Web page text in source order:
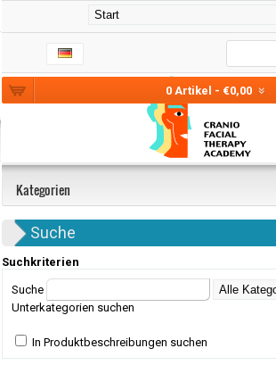
0 Artikel - €0,00
Kategorien
Suche
Suchkriterien
Suche
Unterkategorien suchen
In Produktbeschreibungen suchen